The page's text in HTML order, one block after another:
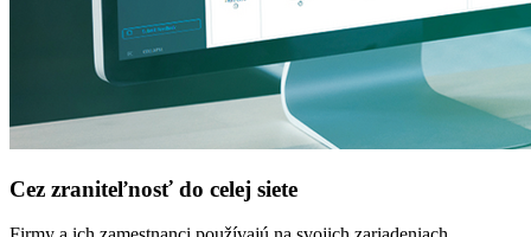
Cez zraniteľnosť do celej siete